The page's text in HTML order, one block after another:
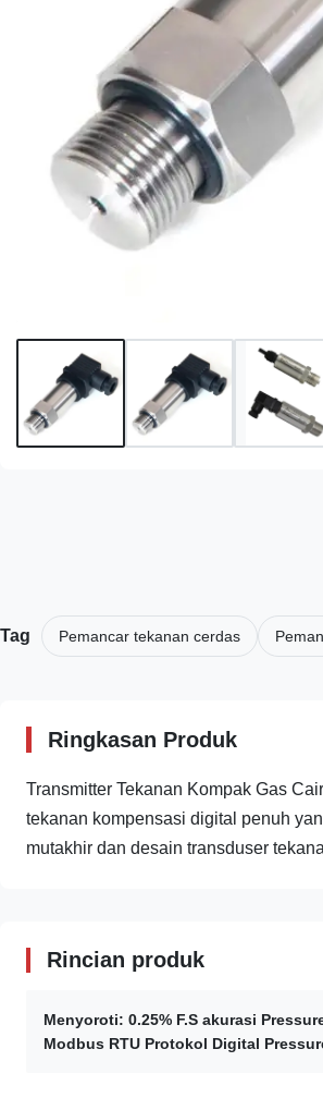
Tag Pemancar tekanan cerdas
Ringkasan Produk
Transmitter Tekanan Kompak Gas
tekanan kompensasi digital penuh
mutakhir dan desain transduser
Rincian produk
Menyoroti: 0.25% F.S akurasi
Modbus RTU Protokol Digital